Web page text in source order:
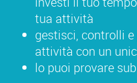
tua attività
gestisci, controlli
attività con un
lo puoi provare